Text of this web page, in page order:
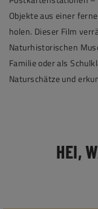
Objekte aus einer
holen. Dieser Film
Naturhistorischen
Familie oder als
Naturschätze und
HEI,